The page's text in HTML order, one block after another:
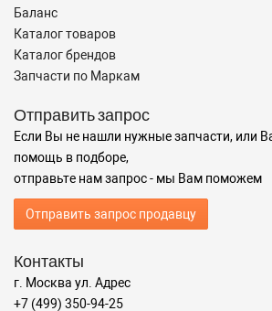
Баланс
Каталог товаров
Каталог брендов
Запчасти по Маркам
Отправить запрос
Если Вы не нашли нужные запчасти, или
помощь в подборе,
отправьте нам запрос - мы Вам поможем
Отправить запрос продавцу
Контакты
г. Москва ул. Адрес
+7 (499) 350-94-25